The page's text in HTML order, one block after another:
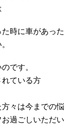
時に車があった
です。
ている方
々は今までの悩
過ごしいただい